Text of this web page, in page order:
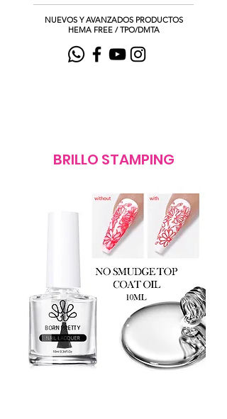
NUEVOS Y AVANZADOS PRODUCTOS
HEMA FREE / TPO/DMTA
BRILLO STAMPING